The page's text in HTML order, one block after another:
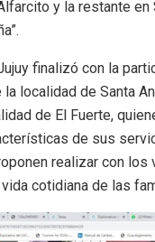
y la restante en
finalizó con la
la localidad de Santa
de El Fuerte,
de sus
realizar con los
cotidiana de las